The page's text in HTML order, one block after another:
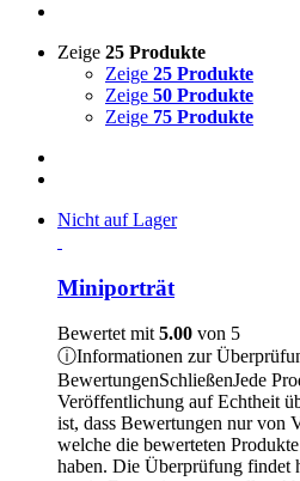
Zeige 25 Produkte
Zeige 25 Produkte
Zeige 50 Produkte
Zeige 75 Produkte
Nicht auf Lager
Miniporträt
Bewertet mit5.00 von 5
ⓘInformationen zur
BewertungenSchließenJede
Veröffentlichung auf Echtheit
ist, dass Bewertungen nur von
welche die bewerteten
haben. Die Überprüfung findet